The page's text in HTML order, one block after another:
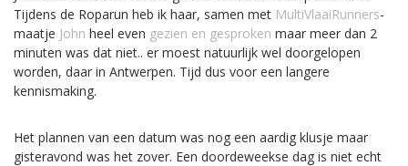
Tijdens de Roparun heb ik haar, samen met MultiVlaaiRunners-
maatje John heel even gezien en gesproken maar meer dan 2
minuten was dat niet.. er moest natuurlijk wel doorgelopen
worden, daar in Antwerpen. Tijd dus voor een langere
kennismaking.
Het plannen van een datum was nog een aardig klusje maar
gisteravond was het zover. Een doordeweekse dag is niet echt